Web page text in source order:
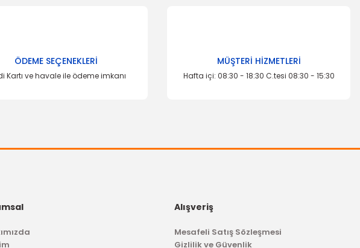
TÜKENDİ
Triger Seti Fiesta Euro 5 1.5 Tdci 2013-2015 OTOSAN
ÖDEME SEÇENEKLERİ
Kartı ve havale ile ödeme imkanı
MÜŞTERİ HİZMETLERİ
Hafta içi: 08:30 - 18:30 C.tesi 08:30 - 15:30
Alışveriş
Mesafeli Satış Sözleşmesi
Gizlilik ve Güvenlik